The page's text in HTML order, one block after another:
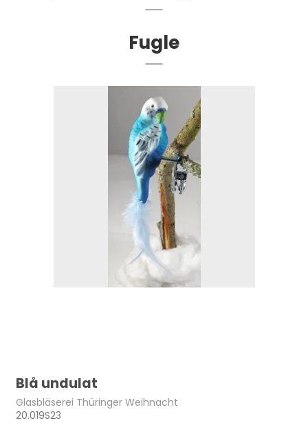
Fugle
Blå undulat
Glasbläserei Thüringer Weihnacht
20.019S23